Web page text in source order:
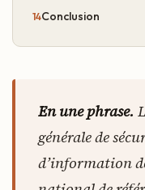
Conclusion
En une phrase.
générale de
d’information